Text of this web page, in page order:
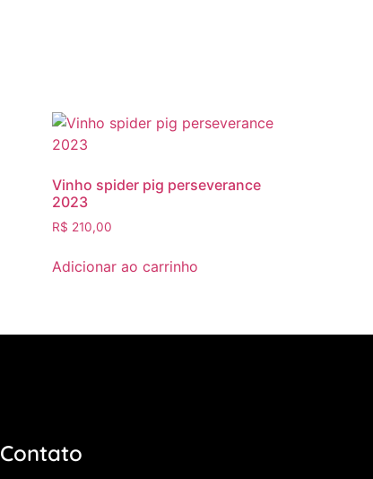
Vinho spider pig perseverance
2023
R$ 210,00
Adicionar ao carrinho
Contato